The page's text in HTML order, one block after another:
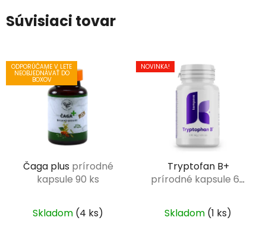
Súvisiaci tovar
ODPORÚČAME V LETE
NEOBJEDNÁVAŤ DO
BOXOV
Čaga plus prírodné
kapsule 90 ks
Skladom (4 ks)
NOVINKA!
Tryptofan B+
prírodné kapsule 60
Skladom (1 ks)